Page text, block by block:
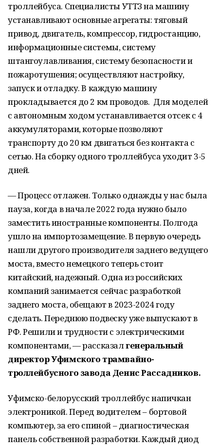
троллейбуса. Специалисты УТТЗ на машину
устанавливают основные агрегаты: тяговый
привод, двигатель, компрессор, гидростанцию,
информационные системы, систему
штангоулавливания, систему безопасности и
пожаротушения; осуществляют настройку,
запуск и отладку. В каждую машину
прокладывается до 2 км проводов. Для моделей
с автономным ходом устанавливается отсек с 4
аккумуляторами, которые позволяют
транспорту до 20 км двигаться без контакта с
сетью. На сборку одного троллейбуса уходит 3-5
дней.
— Процесс отлажен. Только однажды у нас была
пауза, когда в начале 2022 года нужно было
заместить иностранные компоненты. Полгода
ушло на импортозамещение. В первую очередь
нашли другого производителя заднего ведущего
моста, вместо немецкого теперь стоит
китайский, надежный. Одна из российских
компаний занимается сейчас разработкой
заднего моста, обещают в 2023-2024 году
сделать. Переднюю подвеску уже выпускают в
РФ. Решили и трудности с электрическими
компонентами, — рассказалгенеральный
директор Уфимского трамвайно-
троллейбусного завода Денис Рассадников.
Уфимско-белорусский троллейбус напичкан
электроникой. Перед водителем – бортовой
компьютер, за его спиной – диагностическая
панель собственной разработки. Каждый диод